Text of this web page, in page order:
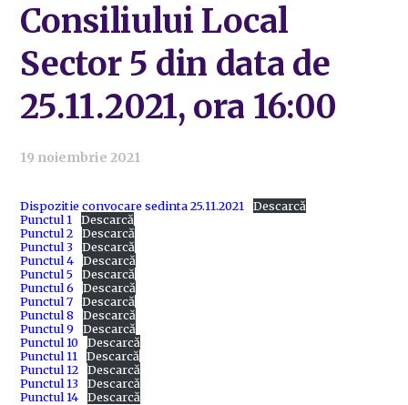
Consiliului Local
Sector 5 din data de
25.11.2021, ora 16:00
19 noiembrie 2021
Dispozitie convocare sedinta 25.11.2021
Descarcă
Punctul 1
Descarcă
Punctul 2
Descarcă
Punctul 3
Descarcă
Punctul 4
Descarcă
Punctul 5
Descarcă
Punctul 6
Descarcă
Punctul 7
Descarcă
Punctul 8
Descarcă
Punctul 9
Descarcă
Punctul 10
Descarcă
Punctul 11
Descarcă
Punctul 12
Descarcă
Punctul 13
Descarcă
Punctul 14
Descarcă